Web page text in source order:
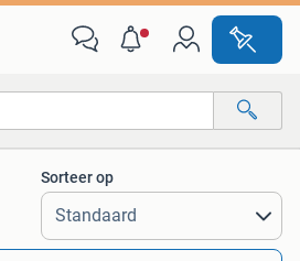
afstanden…
Sorteer op